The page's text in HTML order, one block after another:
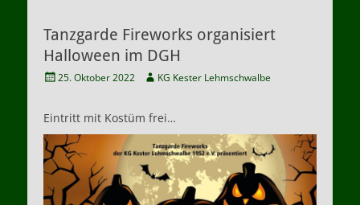
Tanzgarde Fireworks organisiert
Halloween im DGH
Veröffentlicht
25. Oktober 2022 AutorKG Kester Lehmschwalbe
Eintritt mit Kostüm frei…